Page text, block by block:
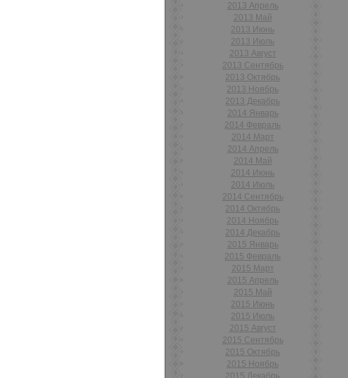
2013 Апрель
2013 Май
2013 Июнь
2013 Июль
2013 Август
2013 Сентябрь
2013 Октябрь
2013 Ноябрь
2013 Декабрь
2014 Январь
2014 Февраль
2014 Март
2014 Апрель
2014 Май
2014 Июнь
2014 Июль
2014 Сентябрь
2014 Октябрь
2014 Ноябрь
2014 Декабрь
2015 Январь
2015 Февраль
2015 Март
2015 Апрель
2015 Май
2015 Июнь
2015 Июль
2015 Август
2015 Сентябрь
2015 Октябрь
2015 Ноябрь
2015 Декабрь